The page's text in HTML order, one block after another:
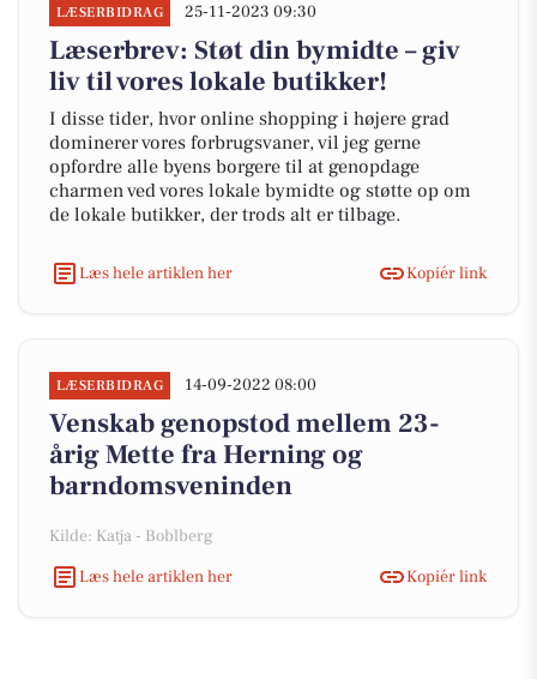
LÆSERBIDRAG 25-11-2023 09:30
Læserbrev: Støt din bymidte – giv
liv til vores lokale butikker!
I disse tider, hvor online shopping i højere grad
dominerer vores forbrugsvaner, vil jeg gerne
opfordre alle byens borgere til at genopdage
charmen ved vores lokale bymidte og støtte op om
de lokale butikker, der trods alt er tilbage.
Læs hele artiklen her Kopiér link
LÆSERBIDRAG 14-09-2022 08:00
Venskab genopstod mellem 23-
årig Mette fra Herning og
barndomsveninden
Kilde: Katja - Boblberg
Læs hele artiklen her
Kopiér link